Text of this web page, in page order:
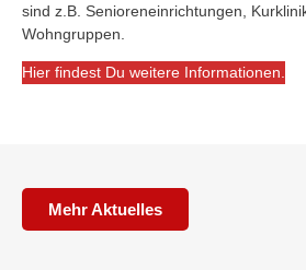
sind z.B. Senioreneinrichtungen,
Wohngruppen.
Hier findest Du weitere Informationen.
Mehr Aktuelles